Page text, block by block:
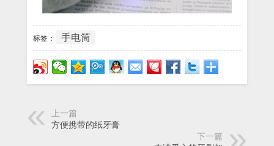
标签： 手电筒
上一篇
方便携带的纸牙膏
下一篇